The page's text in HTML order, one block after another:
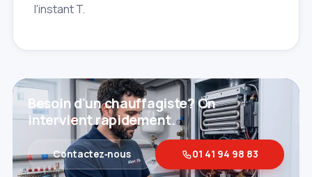
l'instant T.
Besoin d'un chauffagiste? On
intervient rapidement.
Contactez‑nous 01 41 94 98 83